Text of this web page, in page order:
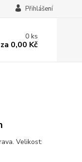
Přihlášení
0ks
za 0,00 Kč
Velikost: